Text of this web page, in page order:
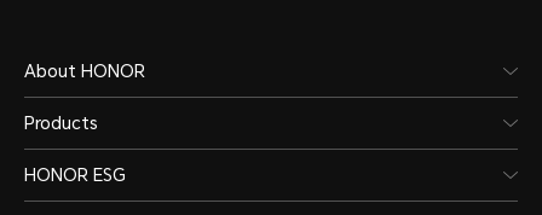
About HONOR
Products
HONOR ESG